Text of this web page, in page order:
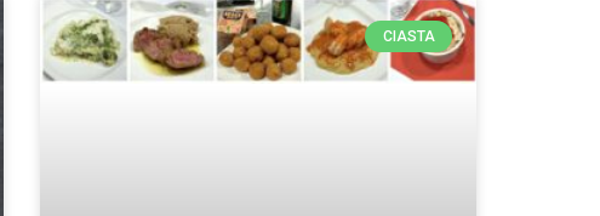
CIASTA